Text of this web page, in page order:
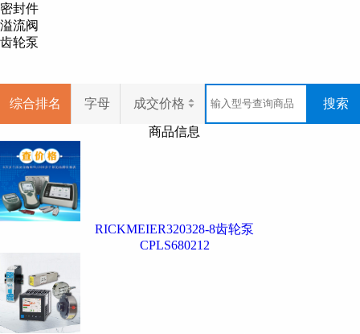
密封件
溢流阀
齿轮泵
综合排名 字母 成交价格 搜索
商品信息
RICKMEIER320328-8齿轮泵
CPLS680212